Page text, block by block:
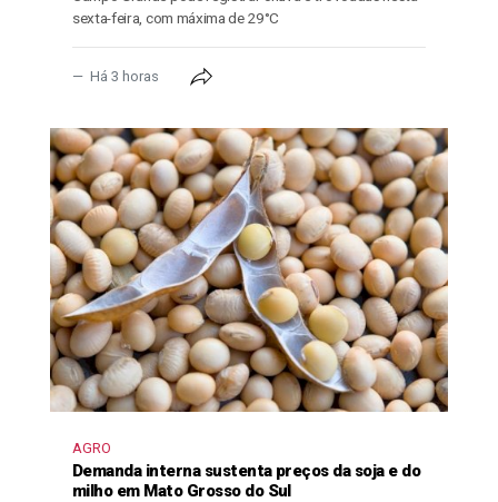
sexta-feira, com máxima de 29°C
Há 3 horas
AGRO
Demanda interna sustenta preços da soja e do
milho em Mato Grosso do Sul